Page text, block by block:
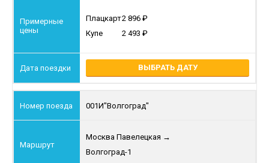
Плацкарт2 896
Купе
2 493
ВЫБРАТЬ ДАТУ
001И"Волгоград"
Москва Павелецкая →
Волгоград-1